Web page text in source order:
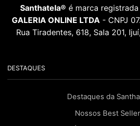
Santhatela® é marca registrada
GALERIA ONLINE LTDA - CNPJ
Rua Tiradentes, 618, Sala 201,
DESTAQUES
Destaques da
Nossos Best